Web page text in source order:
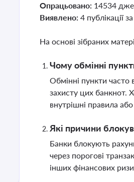
Опрацьовано: 14534
Виявлено: 4 публікації
На основі зібраних
Чому обмінні
Обмінні пункти часто
захисту цих банкнот.
внутрішні правила
Які причини
Банки блокують
через порогові
інших фінансових